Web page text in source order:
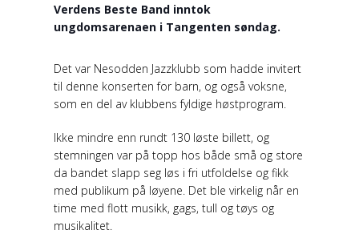
Verdens Beste Band inntok
ungdomsarenaen i Tangenten søndag.
Det var Nesodden Jazzklubb som hadde invitert
til denne konserten for barn, og også voksne,
som en del av klubbens fyldige høstprogram.
Ikke mindre enn rundt 130 løste billett, og
stemningen var på topp hos både små og store
da bandet slapp seg løs i fri utfoldelse og fikk
med publikum på løyene. Det ble virkelig når en
time med flott musikk, gags, tull og tøys og
musikalitet.